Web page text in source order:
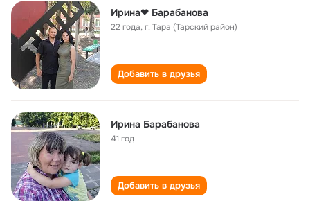
Ирина❤ Барабанова
22 года,г. Тара (Тарский район)
Добавить в друзья
Ирина Барабанова
41 год
Добавить в друзья